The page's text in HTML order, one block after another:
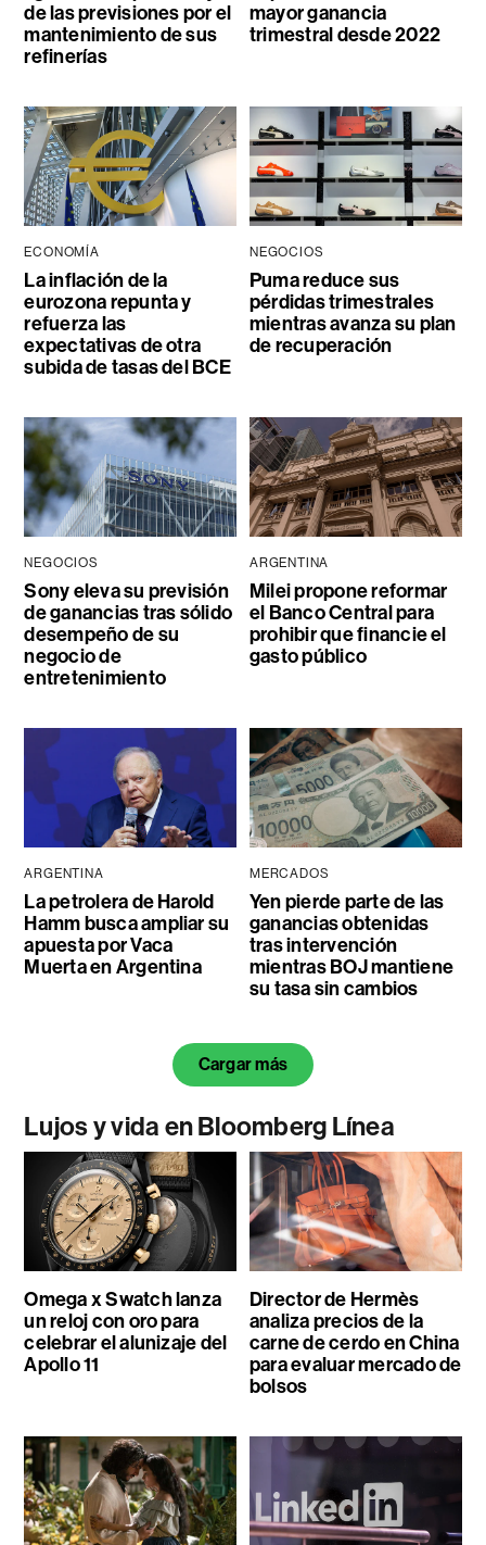
de las previsiones por el
mantenimiento de sus
refinerías
mayor ganancia
trimestral desde 2022
ECONOMÍA
La inflación de la
eurozona repunta y
refuerza las
expectativas de otra
subida de tasas del BCE
NEGOCIOS
Puma reduce sus
pérdidas trimestrales
mientras avanza su plan
de recuperación
NEGOCIOS
Sony eleva su previsión
de ganancias tras sólido
desempeño de su
negocio de
entretenimiento
ARGENTINA
Milei propone reformar
el Banco Central para
prohibir que financie el
gasto público
ARGENTINA
La petrolera de Harold
Hamm busca ampliar su
apuesta por Vaca
Muerta en Argentina
MERCADOS
Yen pierde parte de las
ganancias obtenidas
tras intervención
mientras BOJ mantiene
su tasa sin cambios
Cargar más
Lujos y vida en Bloomberg Línea
Omega x Swatch lanza
un reloj con oro para
celebrar el alunizaje del
Apollo 11
Director de Hermès
analiza precios de la
carne de cerdo en China
para evaluar mercado de
bolsos